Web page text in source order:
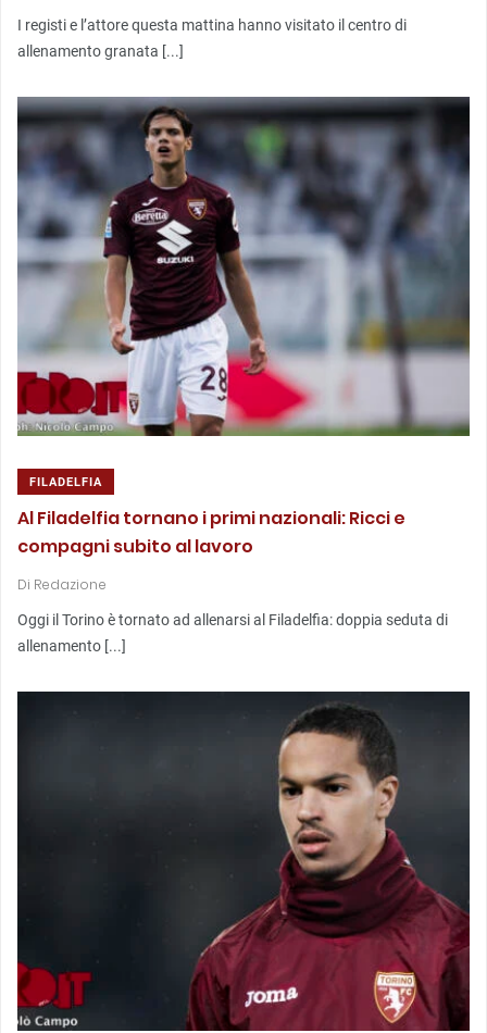
I registi e l’attore questa mattina hanno visitato il centro di
allenamento granata [...]
FILADELFIA
Al Filadelfia tornano i primi nazionali: Ricci e
compagni subito al lavoro
Di Redazione
Oggi il Torino è tornato ad allenarsi al Filadelfia: doppia seduta di
allenamento [...]